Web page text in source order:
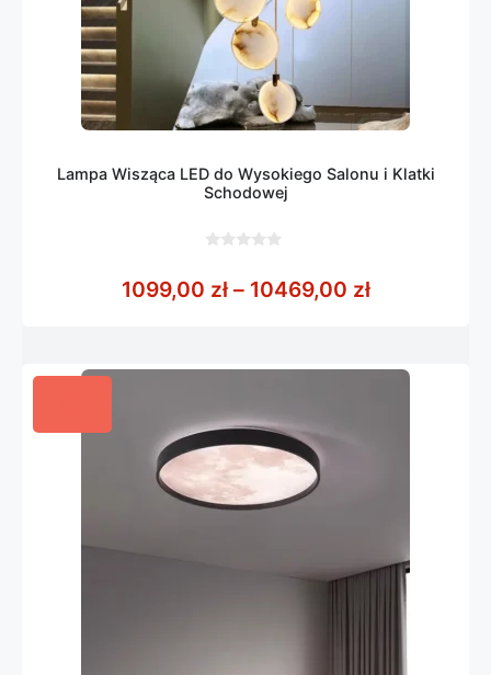
Lampa Wisząca LED do Wysokiego Salonu i Klatki
Schodowej
5
1099,00 zł – 10469,00 złZakres